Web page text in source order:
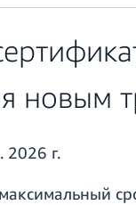
новым
2026 г.